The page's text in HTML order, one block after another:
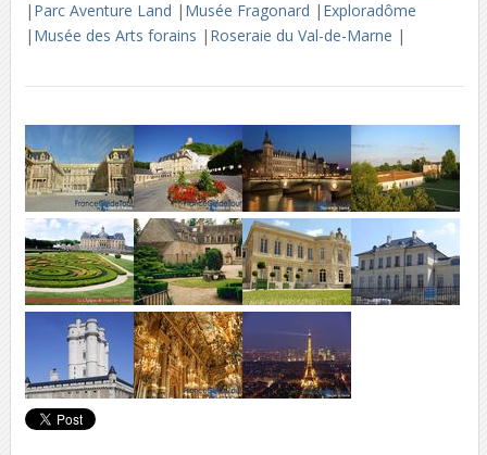
| Parc Aventure Land | Musée Fragonard | Exploradôme
| Musée des Arts forains | Roseraie du Val-de-Marne |